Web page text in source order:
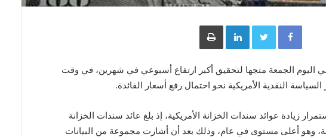
Facebook
Twitter
LinkedInطباعة
اليوم الجمعة متجها لتحقيق أكبر ارتفاع أسبوعي في شهرين، في وقت
النقدية الأمريكية نحو احتمال رفع أسعار الفائدة.
زيادة عوائد سندات الخزانة الأمريكية، إذ بلغ عائد سندات الخزانة
لأجل 10 سنوات 4.581 بالمئة، وهو أعلى مستوى في عام، وذلك بعد أن أشارت مجموعة من البيانات